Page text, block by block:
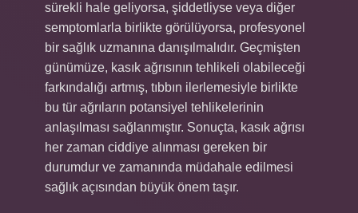
sürekli hale geliyorsa, şiddetliyse veya diğer
semptomlarla birlikte görülüyorsa, profesyonel
bir sağlık uzmanına danışılmalıdır. Geçmişten
günümüze, kasık ağrısının tehlikeli olabileceği
farkındalığı artmış, tıbbın ilerlemesiyle birlikte
bu tür ağrıların potansiyel tehlikelerinin
anlaşılması sağlanmıştır. Sonuçta, kasık ağrısı
her zaman ciddiye alınması gereken bir
durumdur ve zamanında müdahale edilmesi
sağlık açısından büyük önem taşır.